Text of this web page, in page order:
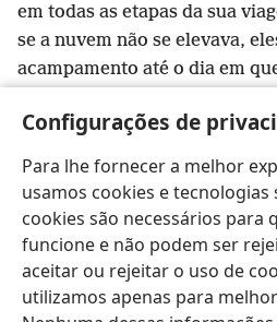
Configurações de
Para lhe fornecer a melhor
usamos cookies e tecnologias
cookies são necessários para
funcione e não podem ser
aceitar ou rejeitar o uso de
utilizamos apenas para
em todas as etapas da sua
se a nuvem não se elevava,
acampamento até o dia em
tabernáculo durante o dia, e
ele durante a noite, à vista de
em todas as etapas da sua
Português (Brasil)